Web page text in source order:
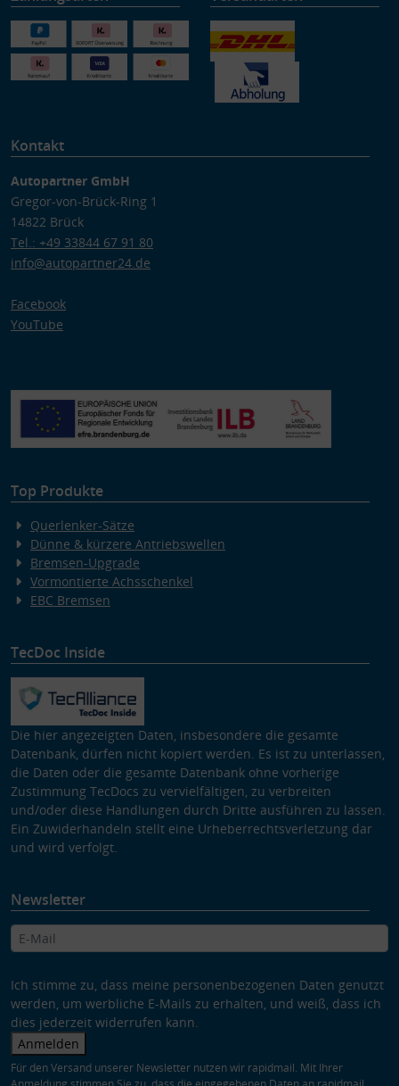
Kontakt
Autopartner GmbH
Gregor-von-Brück-Ring 1
14822 Brück
Tel.: +49 33844 67 91 80
info@autopartner24.de
Facebook
YouTube
Top Produkte
Querlenker-Sätze
Dünne & kürzere Antriebswellen
Bremsen-Upgrade
Vormontierte Achsschenkel
EBC Bremsen
TecDoc Inside
Die hier angezeigten Daten, insbesondere die gesamte
Datenbank, dürfen nicht kopiert werden. Es ist zu unterlassen,
die Daten oder die gesamte Datenbank ohne vorherige
Zustimmung TecDocs zu vervielfältigen, zu verbreiten
und/oder diese Handlungen durch Dritte ausführen zu lassen.
Ein Zuwiderhandeln stellt eine Urheberrechtsverletzung dar
und wird verfolgt.
Newsletter
Ich stimme zu, dass meine personenbezogenen Daten genutzt
werden, um werbliche E-Mails zu erhalten, und weiß, dass ich
dies jederzeit widerrufen kann.
Anmelden
Für den Versand unserer Newsletter nutzen wir rapidmail. Mit Ihrer